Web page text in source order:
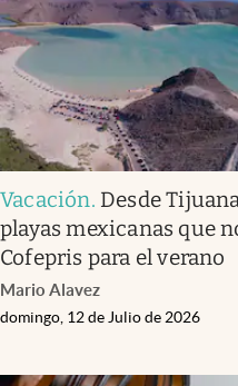
Vacación. Desde
playas mexicanas que
Cofepris para el verano
Mario Alavez
domingo, 12 de Julio de 2026